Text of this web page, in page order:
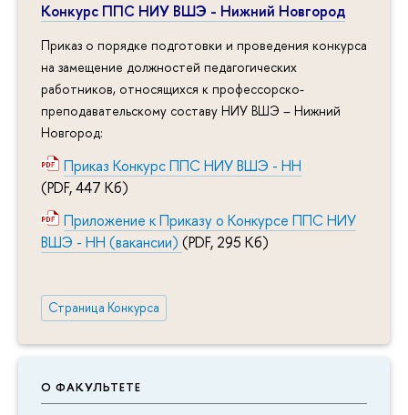
Конкурс ППС НИУ ВШЭ - Нижний Новгород
Приказ о порядке подготовки и проведения конкурса
на замещение должностей педагогических
работников, относящихся к профессорско-
преподавательскому составу НИУ ВШЭ – Нижний
Новгород:
Приказ Конкурс ППС НИУ ВШЭ - НН
(PDF, 447 Кб)
Приложение к Приказу о Конкурсе ППС НИУ
ВШЭ - НН (вакансии) (PDF, 295 Кб)
Страница Конкурса
О ФАКУЛЬТЕТЕ